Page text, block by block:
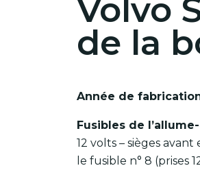
Volvo
de la
Année de
Fusibles de
12 volts – sièges
le fusible n° 8 (prises